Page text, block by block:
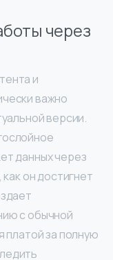
через
и
важно
версии.
данных через
он достигнет
с обычной
платой за полную